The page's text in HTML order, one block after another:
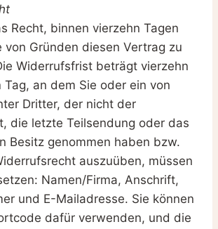
Recht, binnen vierzehn Tagen
von Gründen diesen Vertrag zu
Widerrufsfrist beträgt vierzehn
Tag, an dem Sie oder ein von
Dritter, der nicht der
die letzte Teilsendung oder das
Besitz genommen haben bzw.
auszuüben, müssen
Namen/Firma, Anschrift,
und E-Mailadresse. Sie können
dafür verwenden, und die